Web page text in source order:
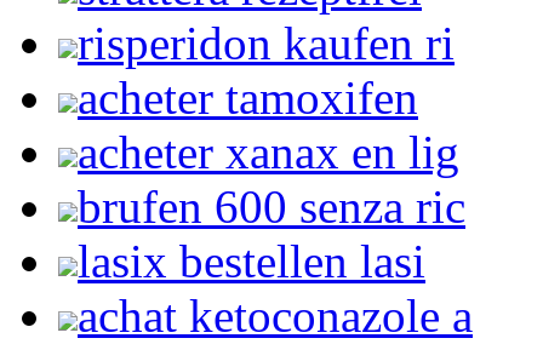
risperidon kaufen ri
acheter tamoxifen
acheter xanax en lig
brufen 600 senza ric
lasix bestellen lasi
achat ketoconazole a